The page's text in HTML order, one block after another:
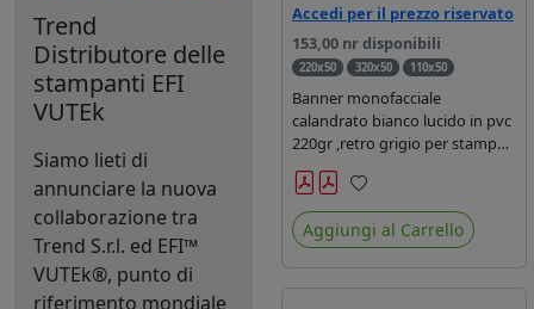
Trend
Distributore delle
stampanti EFI
VUTEk
Siamo lieti di
annunciare la nuova
collaborazione tra
Trend S.r.l. ed EFI™
VUTEk®, punto di
riferimento mondiale
Accedi per il prezzo riservato
153,00 nr disponibili
220x50 320x50 110x50
Banner monofacciale
calandrato bianco lucido in pvc
220gr ,retro grigio per stampe
con inchiostri base solvente,
ecosolvente, uv e latex.
Preferiti
Aggiungi al Carrello